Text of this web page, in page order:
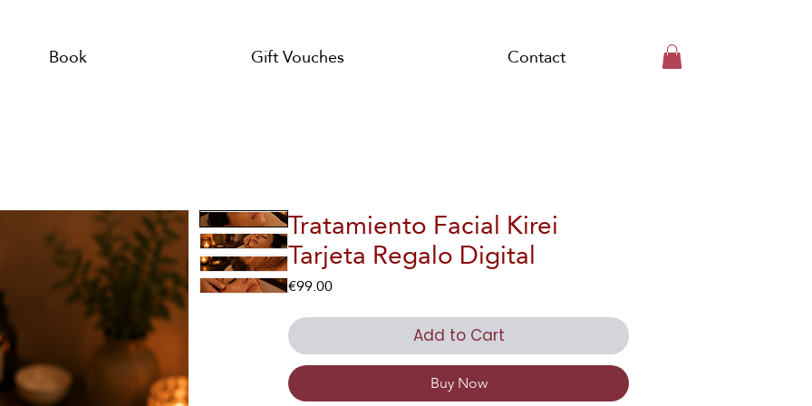
Book Gift Vouches Contact
Tratamiento Facial Kirei
Tarjeta Regalo Digital
€99.00Price
Add to Cart
Buy Now